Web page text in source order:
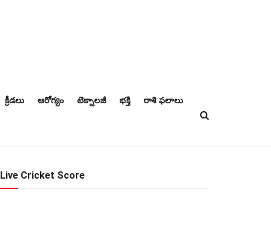
క్రీడలు ఆరోగ్యం టెక్నాలజీ భక్తి రాశి ఫలాలు
Live Cricket Score